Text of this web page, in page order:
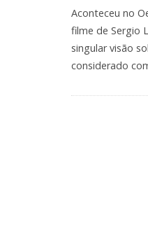
Aconteceu no
filme de Sergio
singular visão
considerado